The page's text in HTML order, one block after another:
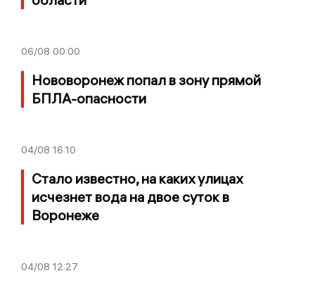
06/08 00:00
Нововоронеж попал в зону прямой
БПЛА-опасности
04/08 16:10
Стало известно, на каких улицах
исчезнет вода на двое суток в
Воронеже
04/08 12:27